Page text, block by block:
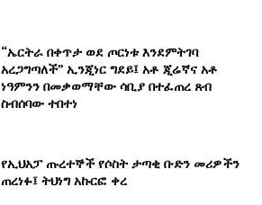
“ኤርትራ በቀጥታ ወደ ጦርነቱ እንደምትገባ
አረጋግጣለች” ኢንጂነር ግደይ፤ አቶ ጂሬኛና አቶ
ነዓምንን በመቃወማቸው ሳቢያ በተፈጠረ ጸብ
ስብሰባው ተበተነ
የኢህአፓ ጡረተኞች የሶስት ታጣቂ ቡድን መሪዎችን
ጠረነፉ፤ ትህነግ አኩርፎ ቀረ